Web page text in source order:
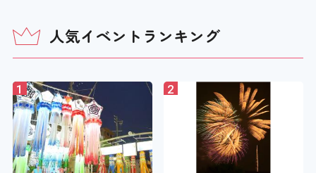
人気イベントランキング
1 2